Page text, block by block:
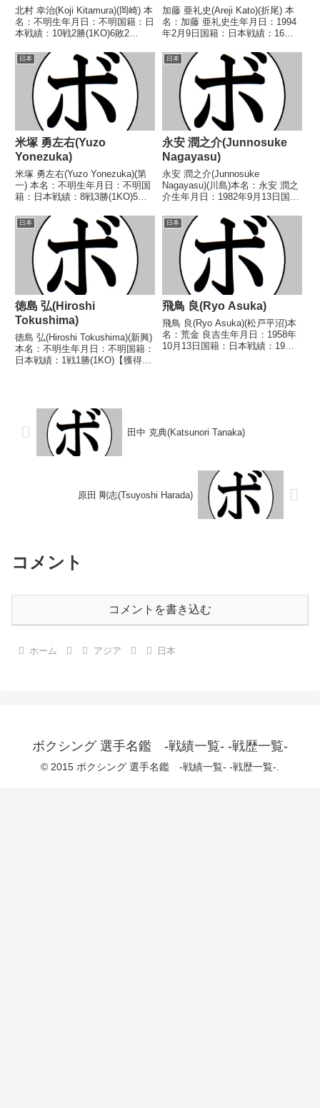
北村 幸治(Koji Kitamura)(岡崎) 本
名：不明生年月日：不明国籍：日
本戦績：10戦2勝(1KO)6敗2
歴】1984/07/21 ○2RKO 兵藤
哲也(平和)■1984年度中日本スー
パーライト級新...
加藤 亜礼史(Areji Kato)(折尾) 本
名：加藤 亜礼史生年月日：1994
年2月9日国籍：日本戦績：16戦
2013年度西部日本フェザー級新
人王 【戦歴】2011/07/03 ○4R
判定 3-0(...
日本
米塚 勇左右(Yuzo
Yonezuka)
米塚 勇左右(Yuzo Yonezuka)(第
一) 本名：不明生年月日：不明国
籍：日本戦績：8戦3勝(1KO)5
歴】1946/06/18 ○6R判定 (採点
不明) 白川 雄七(高
津)1946/08/09 ○2R...
日本
永安 潤之介(Junnosuke
Nagayasu)
永安 潤之介(Junnosuke
Nagayasu)(川島)本名：永安 潤之
介生年月日：1982年9月13日国
敗4分【獲得タイトル】なし【戦
歴】2003/03/10 ○4RKO 野原
よしひで(チャイ...
日本
徳島 弘(Hiroshi
Tokushima)
徳島 弘(Hiroshi Tokushima)(新興)
本名：不明生年月日：不明国籍：
日本戦績：1戦1勝(1KO)【獲得タ
判明済みのもののみ記載...
日本
飛鳥 良(Ryo Asuka)
飛鳥 良(Ryo Asuka)(松戸平沼)本
名：荒金 良吉生年月日：1958年
10月13日国籍：日本戦績：19戦8
田中 克典(Katsunori Tanaka)
原田 剛志(Tsuyoshi Harada)
コメント
コメントを書き込む
ホーム アジア 日本
ボクシング 選手名鑑 -戦績一覧- -戦歴一覧-
© 2015 ボクシング 選手名鑑 -戦績一覧- -戦歴一覧-.